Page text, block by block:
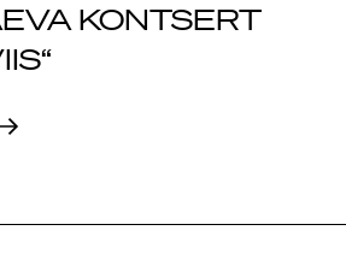
KONTSERT